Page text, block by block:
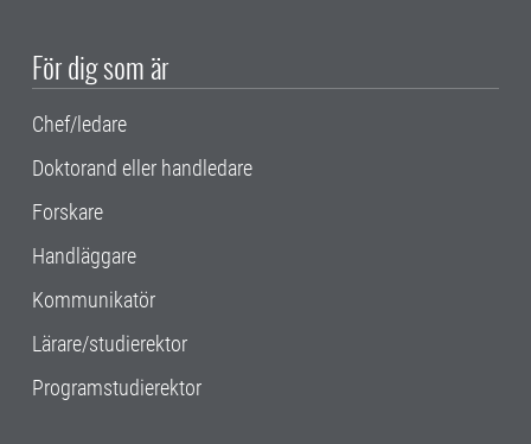
För dig som är
Chef/ledare
Doktorand eller handledare
Forskare
Handläggare
Kommunikatör
Lärare/studierektor
Programstudierektor